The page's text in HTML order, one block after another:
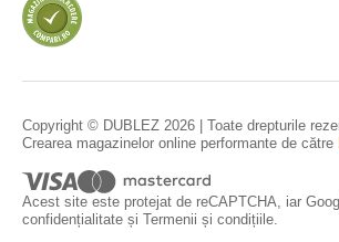
Copyright © DUBLEZ 2026 | Toate drepturile
Crearea magazinelor online performante de către
Acest site este protejat de reCAPTCHA, iar
confidențialitate și Termenii și condițiile.